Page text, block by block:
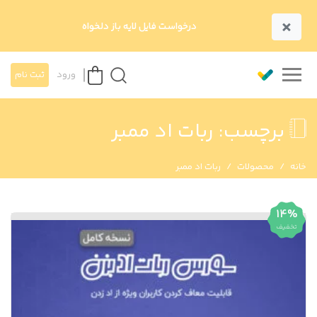
× درخواست فایل لایه باز دلخواه
ورود ثبت نام
برچسب: ربات اد ممبر
خانه محصولات ربات اد ممبر
14%
تخفیف